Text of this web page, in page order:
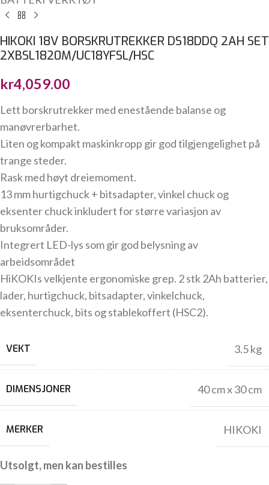
HIKOKI 18V BORSKRUTREKKER DS18DDQ 2AH SET
2XBSL1820M/UC18YFSL/HSC
kr4,059.00
Lett borskrutrekker med enestående balanse og
manøvrerbarhet.
Liten og kompakt maskinkropp gir god tilgjengelighet på
trange steder.
Rask med høyt dreiemoment.
13 mm hurtigchuck + bitsadapter, vinkel chuck og
eksenter chuck inkludert for større variasjon av
bruksområder.
Integrert LED-lys som gir god belysning av
arbeidsområdet
HiKOKIs velkjente ergonomiske grep. 2 stk 2Ah batterier,
lader, hurtigchuck, bitsadapter, vinkelchuck,
eksenterchuck, bits og stablekoffert (HSC2).
VEKT 3.5 kg
DIMENSJONER 40 cm x 30 cm
MERKER HIKOKI
Utsolgt, men kan bestilles